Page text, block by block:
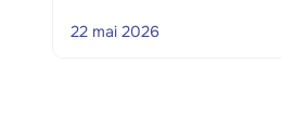
22 mai 2026